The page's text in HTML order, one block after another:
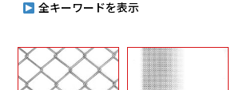
全キーワードを表示